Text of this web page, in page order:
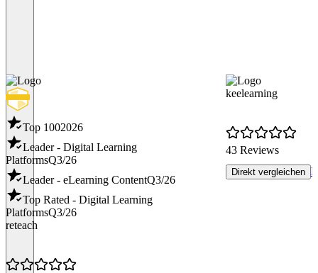
Top 1002026
Leader - Digital Learning
PlatformsQ3/26
Leader - eLearning ContentQ3/26
Top Rated - Digital Learning
PlatformsQ3/26
reteach
keelearning
43 Reviews
Direkt vergleichen